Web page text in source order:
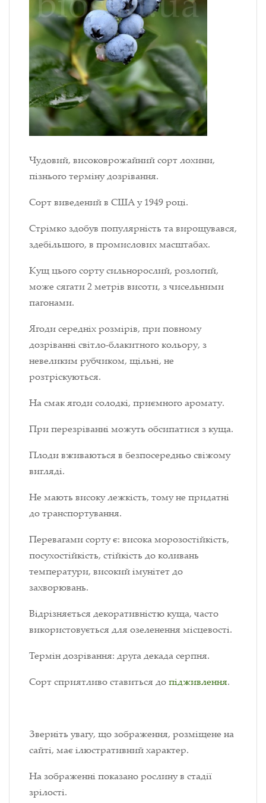
Чудовий, високоврожайний сорт лохини,
пізнього терміну дозрівання.
Сорт виведений в США у 1949 році.
Стрімко здобув популярність та вирощувався,
здебільшого, в промислових масштабах.
Кущ цього сорту сильнорослий, розлогий,
може сягати 2 метрів висоти, з чисельними
пагонами.
Ягоди середніх розмірів, при повному
дозріванні світло-блакитного кольору, з
невеликим рубчиком, щільні, не
розтріскуються.
На смак ягоди солодкі, приємного аромату.
При перезріванні можуть обсипатися з куща.
Плоди вживаються в безпосередньо свіжому
вигляді.
Не мають високу лежкість, тому не придатні
до транспортування.
Перевагами сорту є: висока морозостійкість,
посухостійкість, стійкість до коливань
температури, високий імунітет до
захворювань.
Відрізняється декоративністю куща, часто
використовується для озеленення місцевості.
Термін дозрівання: друга декада серпня.
Сорт сприятливо ставиться допідживлення.
Зверніть увагу, що зображення, розміщене на
сайті, має ілюстративний характер.
На зображенні показано рослину в стадії
зрілості.